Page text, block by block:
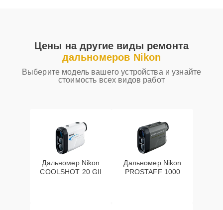
Цены на другие виды ремонта
дальномеров Nikon
Выберите модель вашего устройства и узнайте
стоимость всех видов работ
Дальномер Nikon
COOLSHOT 20 GII
Дальномер Nikon
PROSTAFF 1000